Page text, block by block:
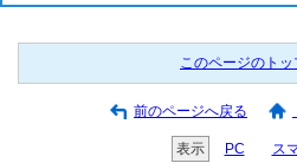
このページのトッ
前のページへ戻る
表示 PC ス